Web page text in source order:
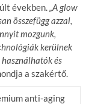
években.
„A glow
összefügg azzal,
mozgunk,
kerülnek
és
a szakértő.
anti-aging